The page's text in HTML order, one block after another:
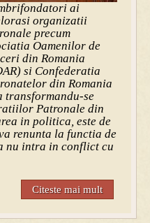
ai
organizatii
precum
Oamenilor de
din Romania
si Confederatia
din Romania
transformandu-se
Patronale din
in politica, este de
renunta la functia de
nu intra in conflict cu
Citeste mai mult